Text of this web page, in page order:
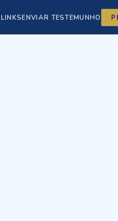
LINKSENVIAR TESTEMUNHO